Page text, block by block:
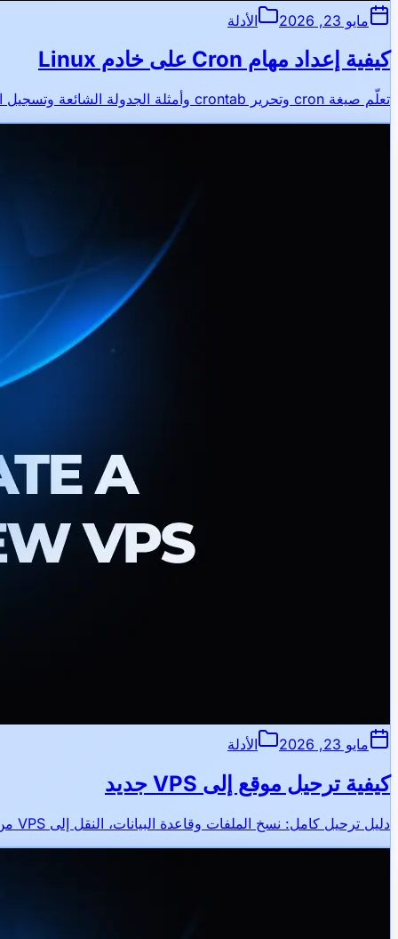
مايو 23, 2026 الأدلة
كيفية إعداد مهام Cron على خادم Linux
تعلّم صيغة cron وتحرير crontab وأمثلة الجدولة الشائعة وتسجيل المهام الآلية على VPS.
مايو 23, 2026 الأدلة
كيفية ترحيل موقع إلى VPS جديد
دليل ترحيل كامل: نسخ الملفات وقاعدة البيانات، النقل إلى VPS من Hiddence، تحديث DNS والتحقق من الموقع.